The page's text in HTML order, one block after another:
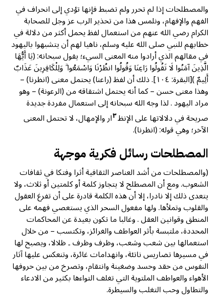
والمصطلحات إذا لم تحرر ولم تضبط فإنها تؤدي إلى انحراف في
الفهم والإفهام، ونلمس هذا من تحذير الرب عز وجل للصحابة
الكرام رضي الله عنهم من استعمال لفظ يحمل أكثر من دلالة في
خطابهم للنبي صلى الله عليه وسلم، ناهيا لهم أن يتشبهوا باليهود
في مقالهم الذي أرادوا منه المعنى السيء؛ يقول سبحانه: (يَا أَيُّهَا
الَّذِينَ آمَنُوا لَا تَقُولُوا رَاعِنَا وَقُولُوا انظُرْنَا وَاسْمَعُوا ۗ وَلِلْكَافِرِينَ عَذَابٌ
أَلِيمٌ )[البقرة: ١٠٤]. ذلك أن لفظ (راعنا) يحتمل معنى (انظرنا) –
وهذا معنی حسن – كما أنه يحتمل اشتقاقه من (الرعونة) – وهو
مراد اليهود . لذا وجه الله سبحانه إلى استعمال مفردة جديدة
صريحة في دلالاتها على الإنظ٣ار والإمهال، لا تحتمل المعنى
الآخر؛ وهي قوله: (انظرنا).
المصطلحات رسائل فكرية موجهة
(والمصطلحات من أشد العناصر الثقافية أثرا وفتكا في ثقافات
الشعوب. ومع أن المصطلح لا يتجاوز كلمة أو كلمتين أو ثلاث، ولا
يتعدى ذلك إلا نادرا، إلا أن هذه الكلمة قادرة على أن تفرغ العقول
والقلوب وتملأها. ولها مفعول السحر الذي يستعصي فهمه على
المنطق وقوانين العقل . وغالبا ما تكون بعيدة عن المحاكمات
المحددة، ملتبسة بأثر العواطف والغرائز، وتكتسب – من خلال
استعمالها بين شعب وشعب، وظرف وظرف ۔ ظلالا، ويصبح لها
في مسيرها تضاریس ناتئة، وانهدامات غائرة، وتنعكس عليها آثار
النفوس من حقد وحسد وضغينة وانتقام، وتصرخ من بين حروفها
الأهواء والعواطف الملتوية التي تغلف التواءها بكثير من الادعاء
والتطاول وحب التغلب والسيطرة.